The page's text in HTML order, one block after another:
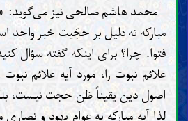
محمد هاشم صالحی نیز می‌گوید:
مبارکه نه دلیل بر حجّیت خبر واحد
فتوا. چرا؟ برای اینکه گفته سؤال
علائم نبوت را، مورد آیه علائم
اصول دین یقیناً ظن حجت نیست،
لذا آیه مبارکه به عوام یهود و